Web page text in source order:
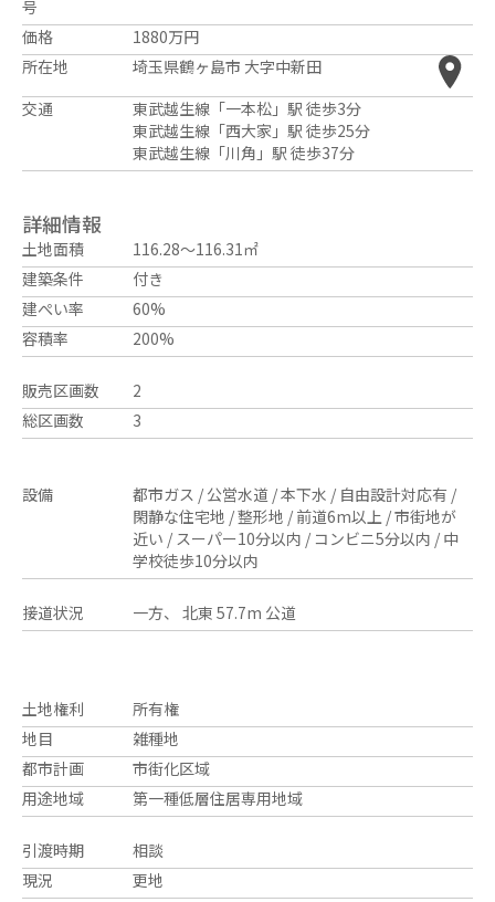
号
価格
1880万円
所在地
埼玉県鶴ヶ島市 大字中新田
交通
東武越生線「一本松」駅 徒歩3分
東武越生線「西大家」駅 徒歩25分
東武越生線「川角」駅 徒歩37分
詳細情報
土地面積
116.28～116.31㎡
建築条件
付き
建ぺい率
60%
容積率
200%
販売区画数
2
総区画数
3
設備
都市ガス / 公営水道 / 本下水 / 自由設計対応有 /
閑静な住宅地 / 整形地 / 前道6m以上 / 市街地が
近い / スーパー10分以内 / コンビニ5分以内 / 中
学校徒歩10分以内
接道状況 一方、 北東 57.7m 公道
土地権利
所有権
地目
雑種地
都市計画
市街化区域
用途地域
第一種低層住居専用地域
引渡時期
相談
現況
更地